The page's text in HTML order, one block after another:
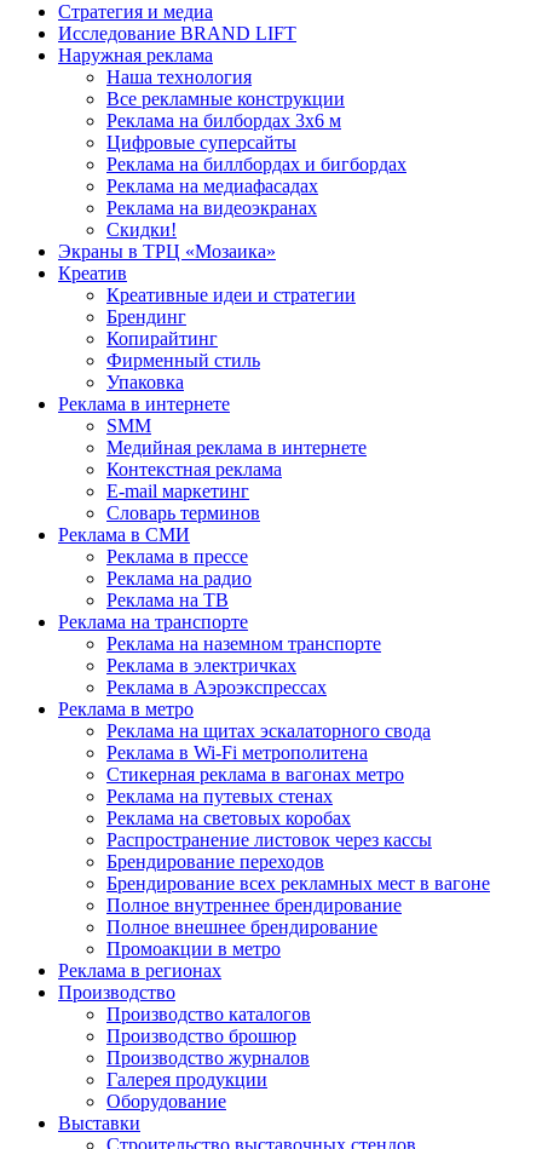
Стратегия и медиа
Исследование BRAND LIFT
Наружная реклама
Наша технология
Все рекламные конструкции
Реклама на билбордах 3х6 м
Цифровые суперсайты
Реклама на биллбордах и бигбордах
Реклама на медиафасадах
Реклама на видеоэкранах
Скидки!
Экраны в ТРЦ «Мозаика»
Креатив
Креативные идеи и стратегии
Брендинг
Копирайтинг
Фирменный стиль
Упаковка
Реклама в интернете
SMM
Медийная реклама в интернете
Контекстная реклама
E-mail маркетинг
Словарь терминов
Реклама в СМИ
Реклама в прессе
Реклама на радио
Реклама на ТВ
Реклама на транспорте
Реклама на наземном транспорте
Реклама в электричках
Реклама в Аэроэкспрессах
Реклама в метро
Реклама на щитах эскалаторного свода
Реклама в Wi-Fi метрополитена
Стикерная реклама в вагонах метро
Реклама на путевых стенах
Реклама на световых коробах
Распространение листовок через кассы
Брендирование переходов
Брендирование всех рекламных мест в вагоне
Полное внутреннее брендирование
Полное внешнее брендирование
Промоакции в метро
Реклама в регионах
Производство
Производство каталогов
Производство брошюр
Производство журналов
Галерея продукции
Оборудование
Выставки